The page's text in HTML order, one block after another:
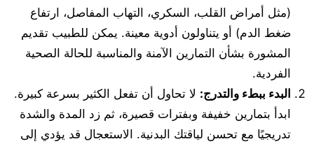
(مثل أمراض القلب، السكري، التهاب المفاصل، ارتفاع
ضغط الدم) أو يتناولون أدوية معينة. يمكن للطبيب تقديم
المشورة بشأن التمارين الآمنة والمناسبة للحالة الصحية
الفردية.
البدء ببطء والتدرج: لا تحاول أن تفعل الكثير بسرعة كبيرة.
ابدأ بتمارين خفيفة وبفترات قصيرة، ثم زد المدة والشدة
تدريجيًا مع تحسن لياقتك البدنية. الاستعجال قد يؤدي إلى